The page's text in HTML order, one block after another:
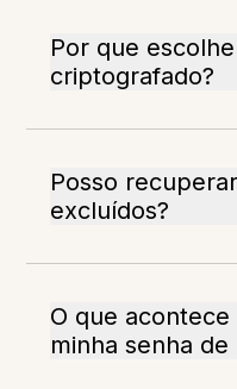
Por que
criptografado?
Posso
excluídos?
O que
minha senha